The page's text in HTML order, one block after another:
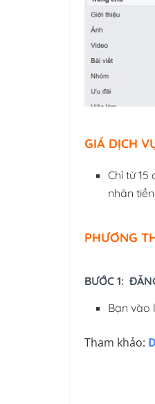
GIÁ DỊCH
Chỉ từ
nhân
PHƯƠNG
BƯỚC 1:
Bạn vào
Tham khảo: